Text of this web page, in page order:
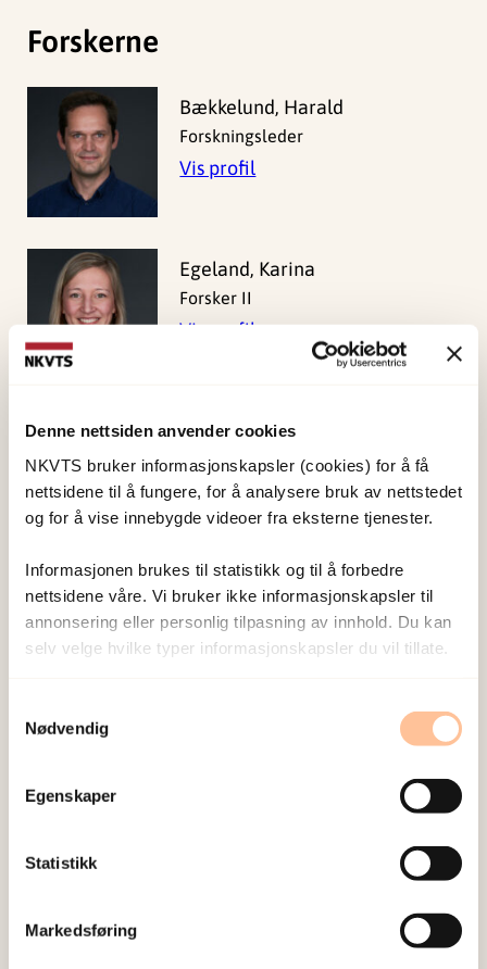
Denne nettsiden anvender cookies
NKVTS bruker informasjonskapsler (cookies) for å få
nettsidene til å fungere, for å analysere bruk av nettstedet
og for å vise innebygde videoer fra eksterne tjenester.
Informasjonen brukes til statistikk og til å forbedre
nettsidene våre. Vi bruker ikke informasjonskapsler til
annonsering eller personlig tilpasning av innhold. Du kan
selv velge hvilke typer informasjonskapsler du vil tillate.
Nødvendig
Egenskaper
Statistikk
Markedsføring
Forskerne
Bækkelund, Harald
Forskningsleder
Vis profil
Egeland, Karina
Forsker II
Vis profil
Endsjø, Mathilde
Prosjektmedarbeider
Vis profil
Granly, Lene Beate
Psykologspesialist
Vis profil